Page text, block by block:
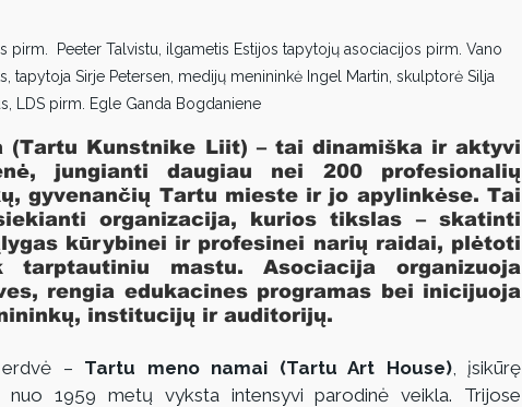
pirm.  Peeter Talvistu, ilgametis Estijos tapytojų asociacijos pirm. Vano
tapytoja Sirje Petersen, medijų menininkė Ingel Martin, skulptorė Silja
LDS pirm. Egle Ganda Bogdaniene
(Tartu Kunstnike Liit) – tai dinamiška ir aktyvi
jungianti daugiau nei 200 profesionalių
gyvenančių Tartu mieste ir jo apylinkėse. Tai
organizacija, kurios tikslas – skatinti
kūrybinei ir profesinei narių raidai, plėtoti
mastu. Asociacija organizuoja
rengia edukacines programas bei inicijuoja
institucijų ir auditorijų.
erdvė – Tartu meno namai (Tartu Art House), įsikūrę
nuo 1959 metų vyksta intensyvi parodinė veikla. Trijose